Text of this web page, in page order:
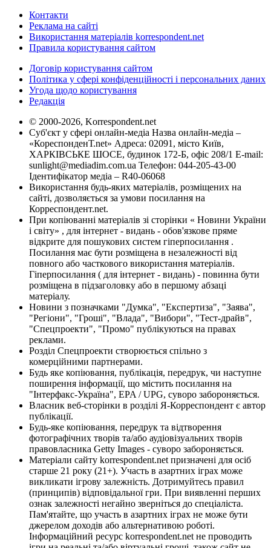
Контакти
Реклама на сайті
Використання матеріалів korrespondent.net
Правила користування сайтом
Договір користування сайтом
Політика у сфері конфіденційності і персональних даних
Угода щодо користування
Редакція
© 2000-2026, Korrespondent.net
Суб'єкт у сфері онлайн-медіа Назва онлайн-медіа –
«КореспонденТ.net» Адреса: 02091, місто Київ,
ХАРКІВСЬКЕ ШОСЕ, будинок 172-Б, офіс 208/1 E-mail:
sunlight@mediadim.com.ua Телефон: 044-205-43-00
Ідентифікатор медіа – R40-06068
Використання будь-яких матеріалів, розміщених на
сайті, дозволяється за умови посилання на
Корреспондент.net.
При копіюванні матеріалів зі сторінки « Новини України
і світу» , для інтернет - видань - обов'язкове пряме
відкрите для пошукових систем гіперпосилання .
Посилання має бути розміщена в незалежності від
повного або часткового використання матеріалів.
Гіперпосилання ( для інтернет - видань) - повинна бути
розміщена в підзаголовку або в першому абзаці
матеріалу.
Новини з позначками "Думка", "Експертиза", "Заява",
"Регіони", "Гроші", "Влада", "Вибори", "Тест-драйв",
"Спецпроекти", "Промо" публікуються на правах
реклами.
Розділ Спецпроекти створюється спільно з
комерційними партнерами.
Будь яке копіювання, публікація, передрук, чи наступне
поширення інформації, що містить посилання на
"Інтерфакс-Україна", EPA / UPG, суворо забороняється.
Власник веб-сторінки в розділі Я-Корреспондент є автор
публікації.
Будь-яке копіювання, передрук та відтворення
фотографічних творів та/або аудіовізуальних творів
правовласника Getty Images - суворо забороняється.
Матеріали сайту korrespondent.net призначені для осіб
старше 21 року (21+). Участь в азартних іграх може
викликати ігрову залежність. Дотримуйтесь правил
(принципів) відповідальної гри. При виявленні перших
ознак залежності негайно зверніться до спеціаліста.
Пам'ятайте, що участь в азартних іграх не може бути
джерелом доходів або альтернативою роботі.
Інформаційний ресурс korrespondent.net не проводить